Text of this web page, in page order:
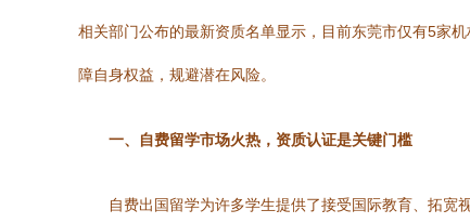
相关部门公布的最新资质名单显示，目前东莞市仅有5家
障自身权益，规避潜在风险。
一、自费留学市场火热，资质认证是关键门槛
自费出国留学为许多学生提供了接受国际教育、拓